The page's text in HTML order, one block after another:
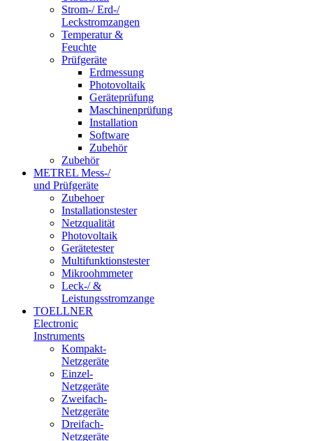
Strom-/ Erd-/
Leckstromzangen
Temperatur &
Feuchte
Prüfgeräte
Erdmessung
Photovoltaik
Geräteprüfung
Maschinenprüfung
Installation
Software
Zubehör
Zubehör
METREL Mess-/
und Prüfgeräte
Zubehoer
Installationstester
Netzqualität
Photovoltaik
Gerätetester
Multifunktionstester
Mikroohmmeter
Leck-/ &
Leistungsstromzange
TOELLNER
Electronic
Instruments
Kompakt-
Netzgeräte
Einzel-
Netzgeräte
Zweifach-
Netzgeräte
Dreifach-
Netzgeräte